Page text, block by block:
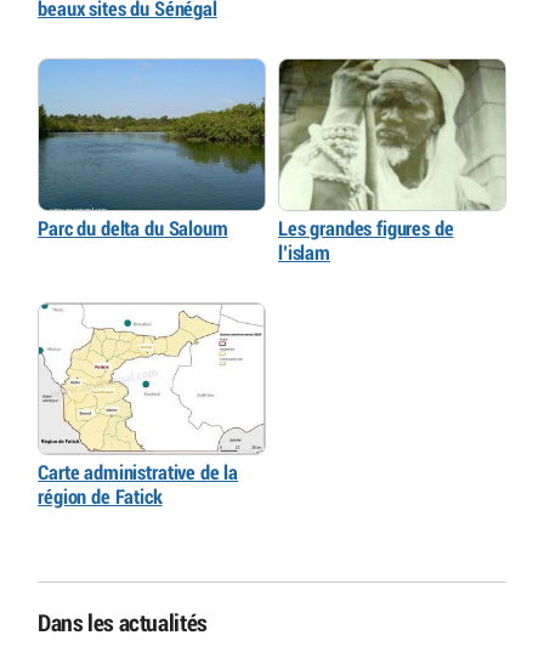
beaux sites du Sénégal
Parc du delta du Saloum
Les grandes figures de
l’islam
Carte administrative de la
région de Fatick
Dans les actualités